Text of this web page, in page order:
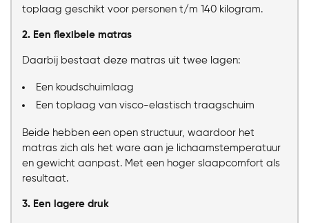
toplaag geschikt voor personen t/m 140 kilogram.
2. Een flexibele matras
Daarbij bestaat deze matras uit twee lagen:
Een koudschuimlaag
Een toplaag van visco-elastisch traagschuim
Beide hebben een open structuur, waardoor het
matras zich als het ware aan je lichaamstemperatuur
en gewicht aanpast. Met een hoger slaapcomfort als
resultaat.
3. Een lagere druk